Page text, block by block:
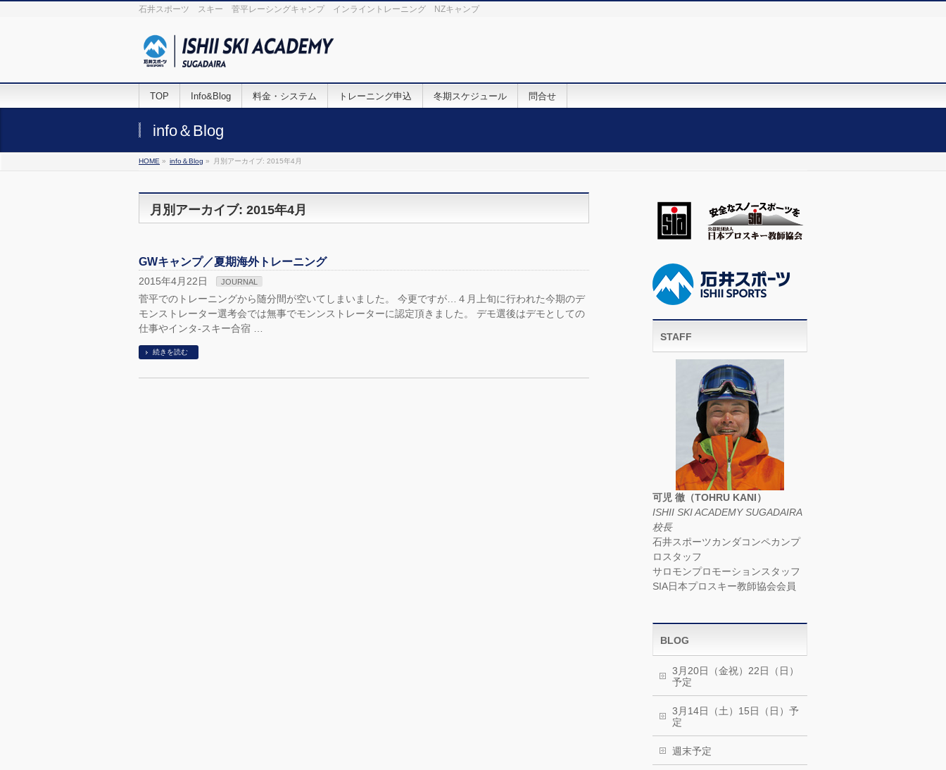
石井スポーツ スキー 菅平レーシングキャンプ インライントレーニング NZキャンプ
TOP Info&Blog 料金・システム トレーニング申込 冬期スケジュール 問合せ
info＆Blog
HOME » info＆Blog » 月別アーカイブ: 2015年4月
月別アーカイブ: 2015年4月
GWキャンプ／夏期海外トレーニング
2015年4月22日 JOURNAL
菅平でのトレーニングから随分間が空いてしまいました。 今更ですが…４月上旬に行われた今期のデ
モンストレーター選考会では無事でモンンストレーターに認定頂きました。 デモ選後はデモとしての
仕事やインタ-スキー合宿 …
続きを読む
STAFF
可児 徹（TOHRU KANI）
ISHII SKI ACADEMY SUGADAIRA
校長
石井スポーツカンダコンペカンプ
ロスタッフ
サロモンプロモーションスタッフ
SIA日本プロスキー教師協会会員
BLOG
3月20日（金祝）22日（日）
予定
3月14日（土）15日（日）予
定
週末予定